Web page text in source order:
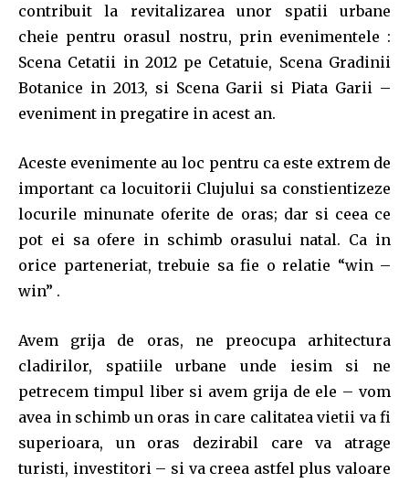
contribuit la revitalizarea unor spatii urbane
cheie pentru orasul nostru, prin evenimentele :
Scena Cetatii in 2012 pe Cetatuie, Scena Gradinii
Botanice in 2013, si Scena Garii si Piata Garii –
eveniment in pregatire in acest an.
Aceste evenimente au loc pentru ca este extrem de
important ca locuitorii Clujului sa constientizeze
locurile minunate oferite de oras; dar si ceea ce
pot ei sa ofere in schimb orasului natal. Ca in
orice parteneriat, trebuie sa fie o relatie “win –
win” .
Avem grija de oras, ne preocupa arhitectura
cladirilor, spatiile urbane unde iesim si ne
petrecem timpul liber si avem grija de ele – vom
avea in schimb un oras in care calitatea vietii va fi
superioara, un oras dezirabil care va atrage
turisti, investitori – si va creea astfel plus valoare